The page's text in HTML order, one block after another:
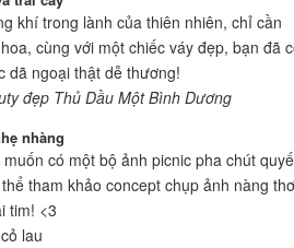
khí trong lành của thiên nhiên, chỉ cần
cùng với một chiếc váy đẹp, bạn đã
dã ngoại thật dễ thương!
đẹp Thủ Dầu Một Bình Dương
nhàng
có một bộ ảnh picnic pha chút
tham khảo concept chụp ảnh nàng thơ
tim! <3
lau